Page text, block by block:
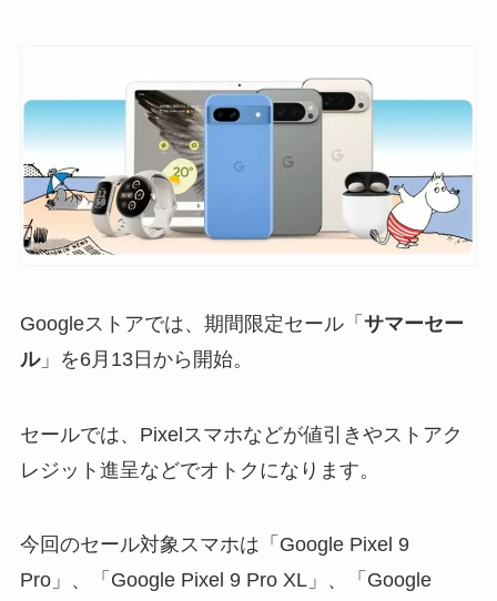
Googleストアでは、期間限定セール「 サマーセー
ル」を6月13日から開始。
セールでは、Pixelスマホなどが値引きやストアク
レジット進呈などでオトクになります。
今回のセール対象スマホは「Google Pixel 9
Pro」、「Google Pixel 9 Pro XL」、「Google